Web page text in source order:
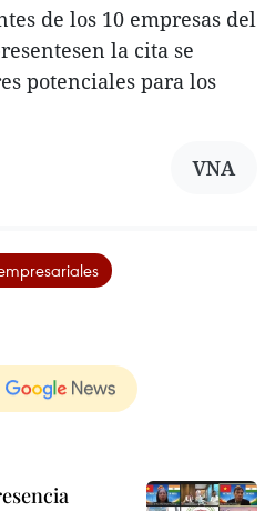
de los 10 empresas del
la cita se
potenciales para los
VNA